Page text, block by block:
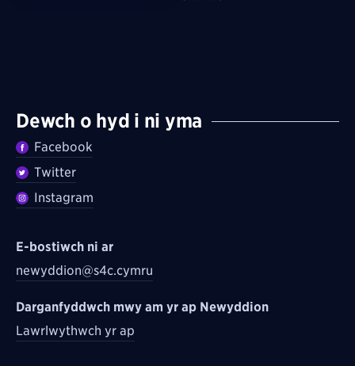
Dewch o hyd i ni yma
Facebook
Twitter
Instagram
E-bostiwch ni ar
newyddion@s4c.cymru
Darganfyddwch mwy am yr ap Newyddion
Lawrlwythwch yr ap